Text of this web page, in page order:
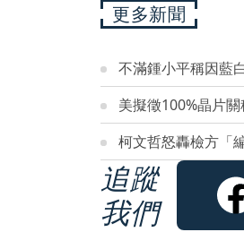
更多新聞
不滿鍾小平稱因藍
美擬徵100%晶片
柯文哲怒轟檢方「
追蹤
我們